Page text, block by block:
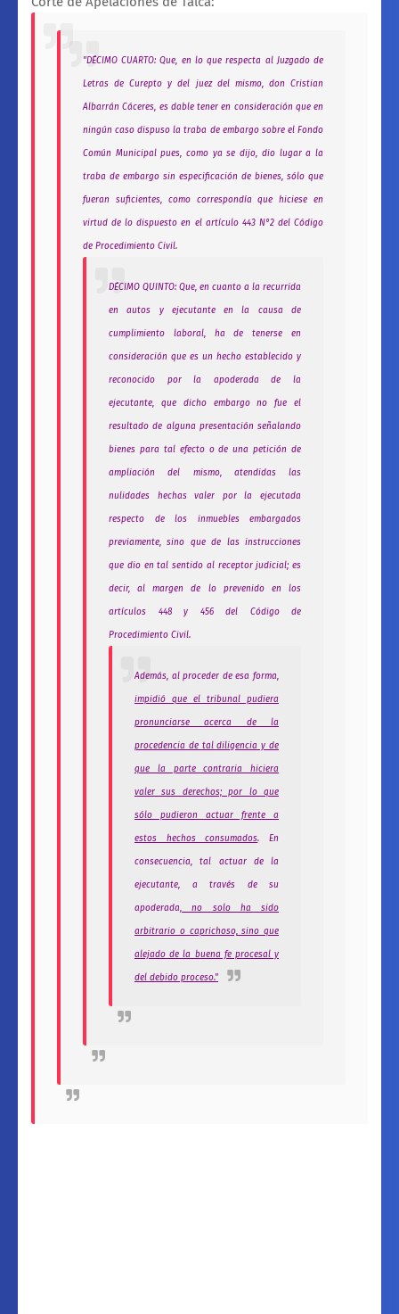
"DÉCIMO CUARTO: Que, en lo que respecta al Juzgado de
Letras de Curepto y del juez del mismo, don Cristian
Albarrán Cáceres, es dable tener en consideración que en
ningún caso dispuso la traba de embargo sobre el Fondo
Común Municipal pues, como ya se dijo, dio lugar a la
traba de embargo sin especificación de bienes, sólo que
fueran suficientes, como correspondía que hiciese en
virtud de lo dispuesto en el artículo 443 N°2 del Código
de Procedimiento Civil.
DÉCIMO QUINTO: Que, en cuanto a la recurrida
en autos y ejecutante en la causa de
cumplimiento laboral, ha de tenerse en
consideración que es un hecho establecido y
reconocido por la apoderada de la
ejecutante, que dicho embargo no fue el
resultado de alguna presentación señalando
bienes para tal efecto o de una petición de
ampliación del mismo, atendidas las
nulidades hechas valer por la ejecutada
respecto de los inmuebles embargados
previamente, sino que de las instrucciones
que dio en tal sentido al receptor judicial; es
decir, al margen de lo prevenido en los
artículos 448 y 456 del Código de
Procedimiento Civil.
Además, al proceder de esa forma,
impidió que el tribunal pudiera
pronunciarse acerca de la
procedencia de tal diligencia y de
que la parte contraria hiciera
valer sus derechos; por lo que
sólo pudieron actuar frente a
estos hechos consumados. En
consecuencia, tal actuar de la
ejecutante, a través de su
apoderada, no solo ha sido
arbitrario o caprichoso, sino que
alejado de la buena fe procesal y
del debido proceso."